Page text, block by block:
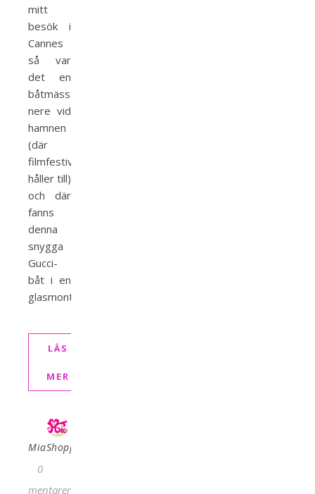
mitt
besök i
Cannes
så var
det en
båtmässa
nere vid
hamnen
(där
filmfestivalen
håller till)
och där
fanns
denna
snygga
Gucci-
båt i en
glasmonter.
LÄS
MER
MiaShopping
0
kommentarer